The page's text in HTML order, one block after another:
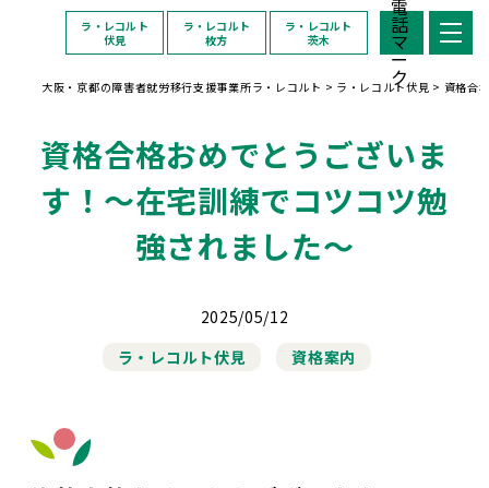
ラ・レコルト
伏見
ラ・レコルト
枚方
ラ・レコルト
茨木
大阪・京都の障害者就労移行支援事業所ラ・レコルト > ラ・レコルト伏見 > 資格合
資格合格おめでとうございま
す！～在宅訓練でコツコツ勉
強されました～
2025/05/12
ラ・レコルト伏見
資格案内